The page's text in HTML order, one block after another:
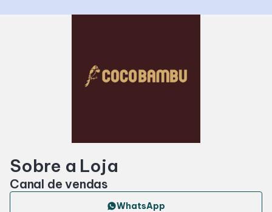
Facilidades
Cinema
Sobre a Loja
Canal de vendas
WhatsApp